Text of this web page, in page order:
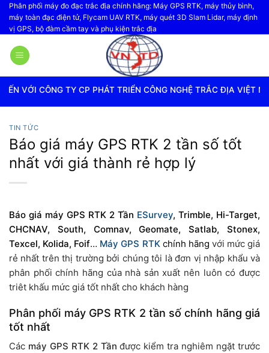
Bỏ
qua
nội
dung
Phân phối máy đo đạc trắc địa chính hãng: Máy GPS RTK, máy thủy bình,
máy toàn đạc điện tử, Flycam UAV RTK, máy quét 3D Slam Lidar, máy định
vị GPS, bộ đàm cầm tay và phụ kiện trắc địa
PHÁT TRIỂN CÔNG NGHỆ TRẮC ĐỊA VIỆT NAM
TIN TỨC
Báo giá máy GPS RTK 2 tần số tốt
nhất với giá thành rẻ hợp lý
Báo giá máy GPS RTK 2 Tần ESurvey, Trimble, Hi-Target,
CHCNAV, South, Comnav, Geomate, Satlab, Stonex,
Texcel, Kolida, Foif… Máy GPS RTK chính hãng với mức giá
rẻ nhất trên thị trường bởi chúng tôi là đơn vị nhập khẩu và
phân phối chính hãng của nhà sản xuất nên luôn có được
triêt khấu mức giá tốt nhất cho khách hàng
Phân phối máy GPS RTK 2 tần số chính hãng giá
tốt nhất
Các máy GPS RTK 2 Tần được kiểm tra nghiêm ngặt trước